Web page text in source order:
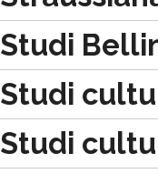
Studi
Studi
Studi